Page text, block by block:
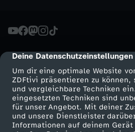
cmp-dialog-description
Deine Datenschutzeinstellungen
Um dir eine optimale Website
ZDFtivi präsentieren zu können,
und vergleichbare Techniken
eingesetzten Techniken sind
für unser Angebot. Mit deiner
und unsere Dienstleister
Informationen auf deinem
t
r
a
-
Mehr ZDF